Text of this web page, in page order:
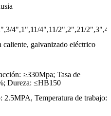
4",1",11/4",11/2",2",21/
galvanizado eléctrico
≥330Mpa; Tasa de
Dureza: ≤HB150
2.5MPA, Temperatura de trabajo: